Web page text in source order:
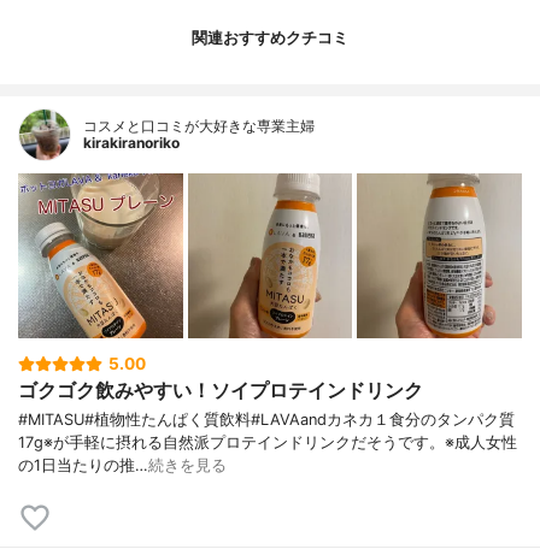
関連おすすめクチコミ
コスメと口コミが大好きな専業主婦
kirakiranoriko
5.00
ゴクゴク飲みやすい！ソイプロテインドリンク
#MITASU#植物性たんぱく質飲料#LAVAandカネカ１食分のタンパク質
17g※が手軽に摂れる自然派プロテインドリンクだそうです。※成人女性
の1日当たりの推…続きを見る